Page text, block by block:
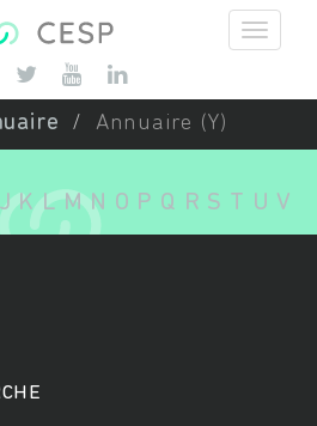
Saisissez vos mots-clés
Annuaire (Y)
J K L M N O P Q R S T U V